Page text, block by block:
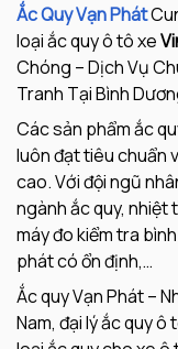
Ắc Quy Vạn Phát
loại ắc quy ô tô xe
Chóng – Dịch Vụ
Tranh Tại Bình
Các sản phẩm ắc
luôn đạt tiêu chuẩn
cao. Với đội ngũ
ngành ắc quy, nhiệt
máy đo kiểm tra
phát có ổn định,…
Ắc quy Vạn Phát –
Nam, đại lý ắc quy